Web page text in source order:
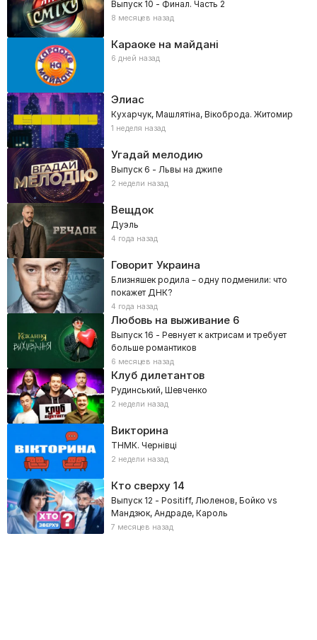
Выпуск 10 - Финал. Часть 2
8 месяцев назад
Караоке на майдані
6 дней назад
Элиас
Кухарчук, Машлятіна, Вікоброда. Житомир
1 неделя назад
Угадай мелодию
Выпуск 6 - Львы на джипе
2 недели назад
Вещдок
Дуэль
4 года назад
Говорит Украина
Близняшек родила – одну подменили: что
покажет ДНК?
4 года назад
Любовь на выживание6
Выпуск 16 - Ревнует к актрисам и требует
больше романтиков
6 месяцев назад
Клуб дилетантов
Рудинський, Шевченко
2 недели назад
Викторина
ТНМК. Чернівці
2 недели назад
Кто сверху14
Выпуск 12 - Positiff, Люленов, Бойко vs
Мандзюк, Андраде, Кароль
7 месяцев назад